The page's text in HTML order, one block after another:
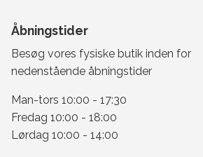
Åbningstider
Besøg vores fysiske butik inden for
nedenstående åbningstider
Man-tors 10:00 - 17:30
Fredag 10:00 - 18:00
Lørdag 10:00 - 14:00